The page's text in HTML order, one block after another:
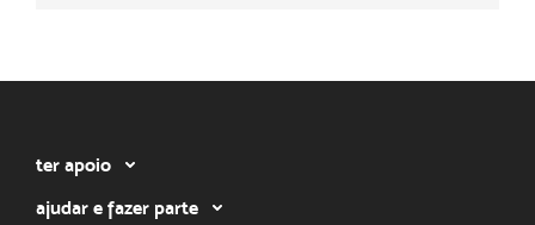
ter apoio
ajudar e fazer parte